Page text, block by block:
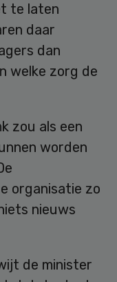
te laten
daar
dan
welke zorg de
zou als een
worden
organisatie zo
nieuws
de minister